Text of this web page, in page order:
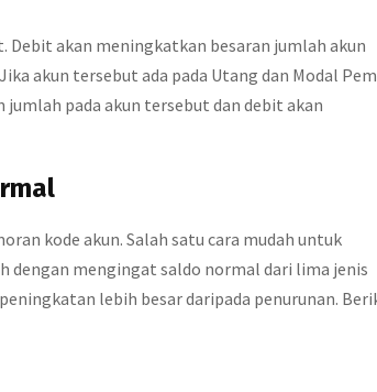
Debit akan meningkatkan besaran jumlah akun
Jika akun tersebut ada pada Utang dan Modal
pada akun tersebut dan debit akan
kode akun. Salah satu cara mudah untuk
dengan mengingat saldo normal dari lima jenis
lebih besar daripada penurunan.